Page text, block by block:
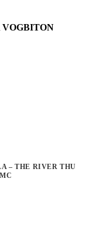
VOGBITON
– THE RIVER THU